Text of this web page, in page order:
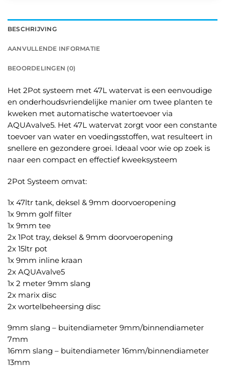
BESCHRIJVING
AANVULLENDE INFORMATIE
BEOORDELINGEN (0)
Het 2Pot systeem met 47L watervat is een eenvoudige
en onderhoudsvriendelijke manier om twee planten te
kweken met automatische watertoevoer via
AQUAvalve5. Het 47L watervat zorgt voor een constante
toevoer van water en voedingsstoffen, wat resulteert in
snellere en gezondere groei. Ideaal voor wie op zoek is
naar een compact en effectief kweeksysteem
2Pot Systeem omvat:
1x 47ltr tank, deksel & 9mm doorvoeropening
1x 9mm golf filter
1x 9mm tee
2x 1Pot tray, deksel & 9mm doorvoeropening
2x 15ltr pot
1x 9mm inline kraan
2x AQUAvalve5
1x 2 meter 9mm slang
2x marix disc
2x wortelbeheersing disc
9mm slang – buitendiameter 9mm/binnendiameter
7mm
16mm slang – buitendiameter 16mm/binnendiameter
13mm